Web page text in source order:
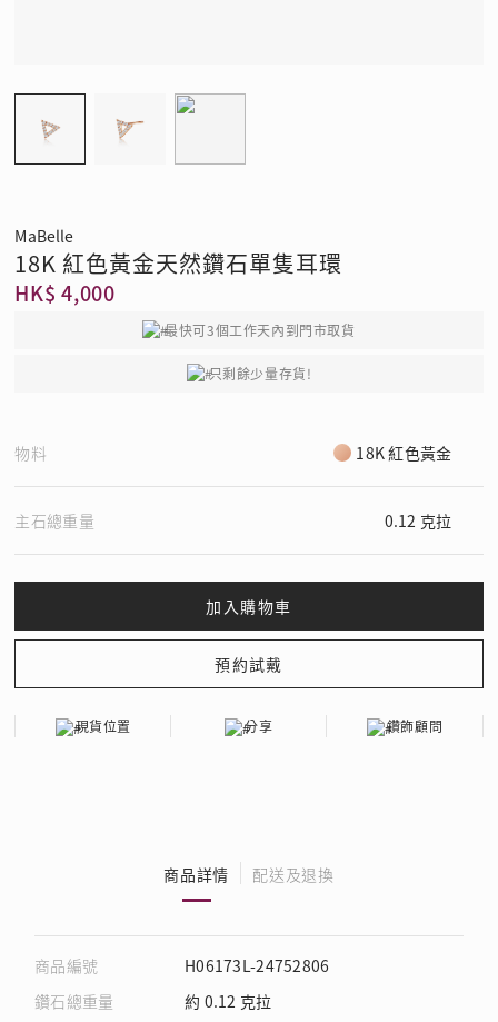
MaBelle
18K 紅色黃金天然鑽石單隻耳環
HK$ 4,000
最快可3個工作天內到門市取貨
只剩餘少量存貨!
物料 18K 紅色黃金
主石總重量 0.12 克拉
現貨位置 分享 鑽飾顧問
商品詳情 配送及退換
商品編號
H06173L-24752806
鑽石總重量
約 0.12 克拉